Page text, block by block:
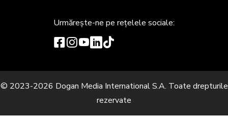
Urmărește-ne pe rețelele sociale:
© 2023-2026 Dogan Media International S.A. Toate drepturile
rezervate